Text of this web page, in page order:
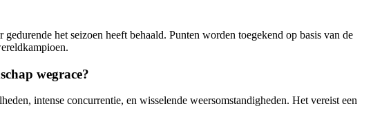
het seizoen heeft behaald. Punten worden toegekend op basis van de
wegrace?
intense concurrentie, en wisselende weersomstandigheden. Het vereist een